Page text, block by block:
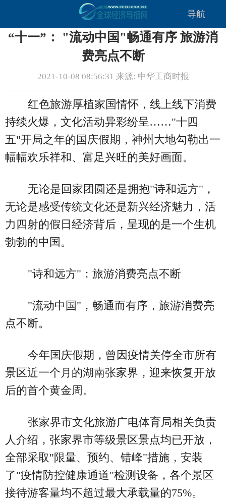
导航
“十一”： "流动中国"畅通有序 旅游消
费亮点不断
2021-10-08 08:56:31 来源: 中华工商时报
红色旅游厚植家国情怀，线上线下消费
持续火爆，文化活动异彩纷呈……"十四
五"开局之年的国庆假期，神州大地勾勒出一
幅幅欢乐祥和、富足兴旺的美好画面。
无论是回家团圆还是拥抱"诗和远方"，
无论是感受传统文化还是新兴经济魅力，活
力四射的假日经济背后，呈现的是一个生机
勃勃的中国。
"诗和远方"：旅游消费亮点不断
"流动中国"，畅通而有序，旅游消费亮
点不断。
今年国庆假期，曾因疫情关停全市所有
景区近一个月的湖南张家界，迎来恢复开放
后的首个黄金周。
张家界市文化旅游广电体育局相关负责
人介绍，张家界市等级景区景点均已开放，
全部采取"限量、预约、错峰"措施，安装
了"疫情防控健康通道"检测设备，各个景区
接待游客量均不超过最大承载量的75%。